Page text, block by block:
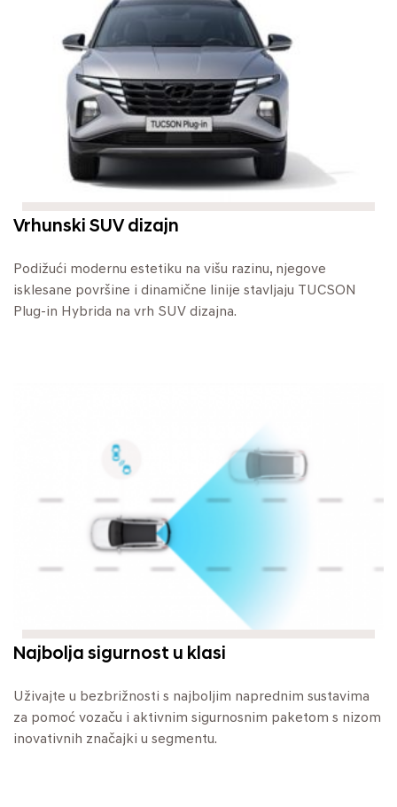
Vrhunski SUV dizajn
Podižući modernu estetiku na višu razinu, njegove
isklesane površine i dinamične linije stavljaju TUCSON
Plug-in Hybrida na vrh SUV dizajna.
Najbolja sigurnost u klasi
Uživajte u bezbrižnosti s najboljim naprednim sustavima
za pomoć vozaču i aktivnim sigurnosnim paketom s nizom
inovativnih značajki u segmentu.